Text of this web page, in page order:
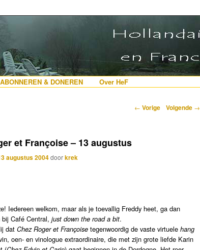
iets met Frankrijk hebben
ABONNEREN & DONEREN Over HeF
Berichtnavigatie
← Vorige Volgende →
et Françoise – 13 augustus
augustus 2004doorkrek
Iedereen welkom, maar als je toevallig Freddy heet, ga dan
bij Café Central,just down the road a bit.
datChez Roger et Françoise tegenwoordig de vaste virtuelehang
oen- en vinologue extraordinaire, die met zijn grote liefde Karin